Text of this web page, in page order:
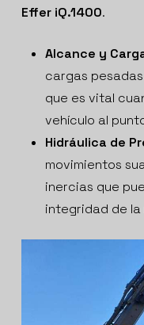
Effer iQ.1400.
Alcance y
cargas
que es vital
vehículo al
Hidráulica de
movimientos
inercias que
integridad de